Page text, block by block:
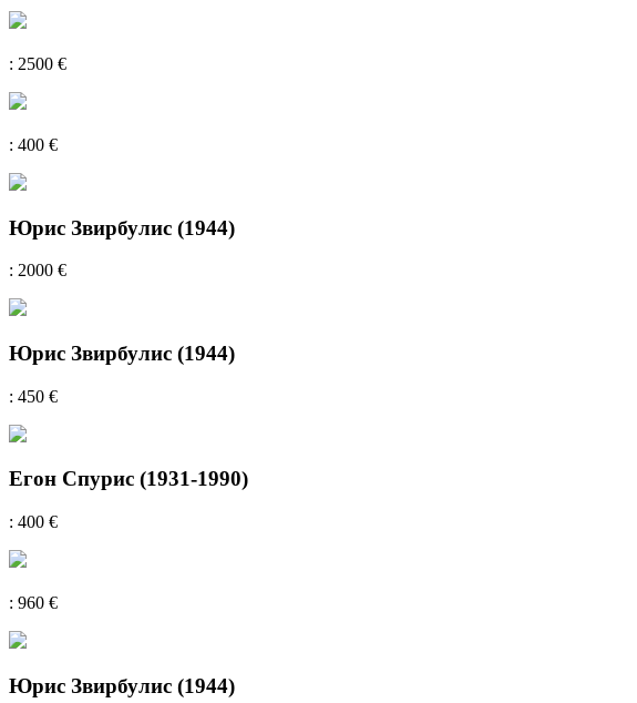
: 2500 €
: 400 €
Юрис Звирбулис (1944)
: 2000 €
Юрис Звирбулис (1944)
: 450 €
Егон Спурис (1931-1990)
: 400 €
: 960 €
Юрис Звирбулис (1944)